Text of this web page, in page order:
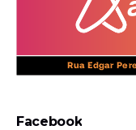
Facebook